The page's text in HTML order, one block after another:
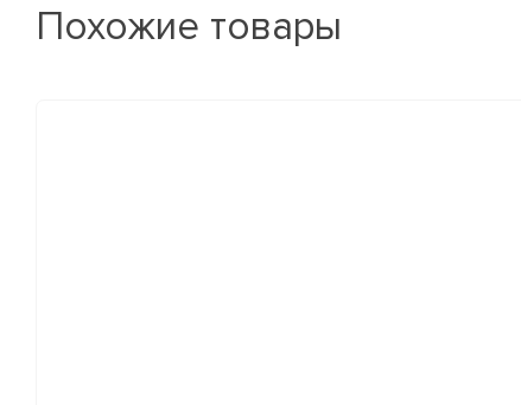
Похожие товары